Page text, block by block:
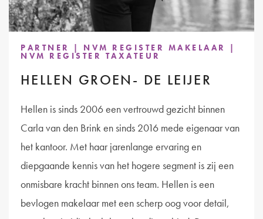
PARTNER | NVM REGISTER MAKELAAR |
NVM REGISTER TAXATEUR
HELLEN GROEN- DE LEIJER
Hellen is sinds 2006 een vertrouwd gezicht binnen
Carla van den Brink en sinds 2016 mede eigenaar van
het kantoor. Met haar jarenlange ervaring en
diepgaande kennis van het hogere segment is zij een
onmisbare kracht binnen ons team. Hellen is een
bevlogen makelaar met een scherp oog voor detail,